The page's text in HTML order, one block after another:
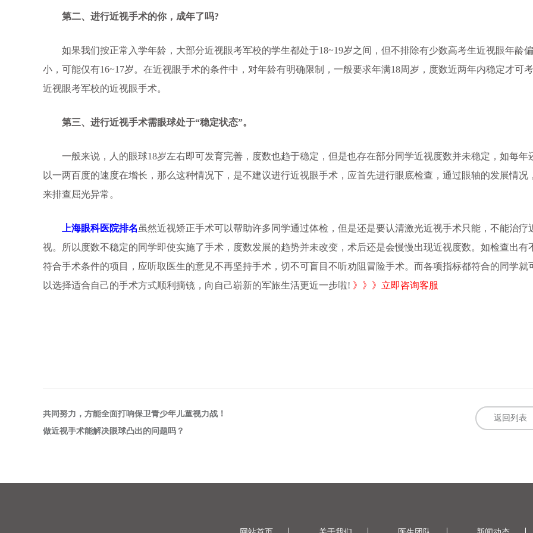
第二、进行近视手术的你，成年了吗?
如果我们按正常入学年龄，大部分近视眼考军校的学生都处于18~19岁之间，但不排除有少数高考生近视眼年龄偏
小，可能仅有16~17岁。在近视眼手术的条件中，对年龄有明确限制，一般要求年满18周岁，度数近两年内稳定才可
近视眼考军校的近视眼手术。
第三、进行近视手术需眼球处于“稳定状态”。
一般来说，人的眼球18岁左右即可发育完善，度数也趋于稳定，但是也存在部分同学近视度数并未稳定，如每年
以一两百度的速度在增长，那么这种情况下，是不建议进行近视眼手术，应首先进行眼底检查，通过眼轴的发展情况，
来排查屈光异常。
上海眼科医院排名 虽然近视矫正手术可以帮助许多同学通过体检，但是还是要认清激光近视手术只能，不能治疗
视。所以度数不稳定的同学即使实施了手术，度数发展的趋势并未改变，术后还是会慢慢出现近视度数。如检查出有
符合手术条件的项目，应听取医生的意见不再坚持手术，切不可盲目不听劝阻冒险手术。而各项指标都符合的同学就
以选择适合自己的手术方式顺利摘镜，向自己崭新的军旅生活更近一步啦! 》》》立即咨询客服
共同努力，方能全面打响保卫青少年儿童视力战！
做近视手术能解决眼球凸出的问题吗？
返回列表